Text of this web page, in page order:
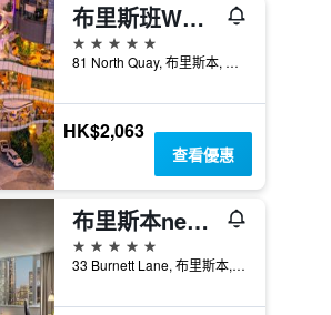
布里斯班W酒店
5星級
81 North Quay, 布里斯本, QLD, 澳洲
HK$2,063
查看優惠
布里斯本next飯店
5星級
33 Burnett Lane, 布里斯本, QLD, 澳洲